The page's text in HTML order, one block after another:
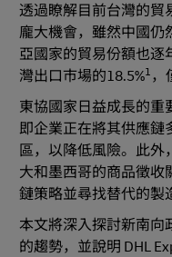
透過瞭解目前台灣的貿
龐大機會，雖然中國仍
亞國家的貿易份額也逐
灣出口市場的18.5%1 ，
東協國家日益成長的重
即企業正在將其供應鏈
區，以降低風險。此
大和墨西哥的商品徵收
鏈策略並尋找替代的製
本文將深入探討新南向
的趨勢，並說明 DHL